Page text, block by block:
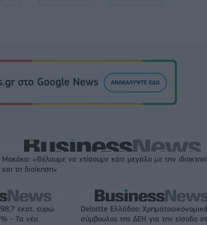
Μοκόκα: «Θέλουμε να χτίσουμε κάτι μεγάλο με την
και τη διοίκηση»
98,7 εκατ. ευρώ
- Τα νέα
Deloitte Ελλάδος:
σύμβουλος της ΔΕΗ για την είσοδο